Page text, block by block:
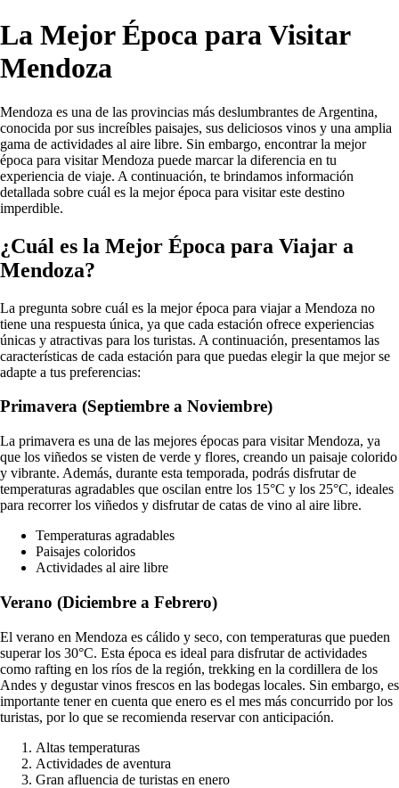
La Mejor Época para Visitar
Mendoza
Mendoza es una de las provincias más deslumbrantes de Argentina,
conocida por sus increíbles paisajes, sus deliciosos vinos y una amplia
gama de actividades al aire libre. Sin embargo, encontrar la mejor
época para visitar Mendoza puede marcar la diferencia en tu
experiencia de viaje. A continuación, te brindamos información
detallada sobre cuál es la mejor época para visitar este destino
imperdible.
¿Cuál es la Mejor Época para Viajar a
Mendoza?
La pregunta sobre cuál es la mejor época para viajar a Mendoza no
tiene una respuesta única, ya que cada estación ofrece experiencias
únicas y atractivas para los turistas. A continuación, presentamos las
características de cada estación para que puedas elegir la que mejor se
adapte a tus preferencias:
Primavera (Septiembre a Noviembre)
La primavera es una de las mejores épocas para visitar Mendoza, ya
que los viñedos se visten de verde y flores, creando un paisaje colorido
y vibrante. Además, durante esta temporada, podrás disfrutar de
temperaturas agradables que oscilan entre los 15°C y los 25°C, ideales
para recorrer los viñedos y disfrutar de catas de vino al aire libre.
Temperaturas agradables
Paisajes coloridos
Actividades al aire libre
Verano (Diciembre a Febrero)
El verano en Mendoza es cálido y seco, con temperaturas que pueden
superar los 30°C. Esta época es ideal para disfrutar de actividades
como rafting en los ríos de la región, trekking en la cordillera de los
Andes y degustar vinos frescos en las bodegas locales. Sin embargo, es
importante tener en cuenta que enero es el mes más concurrido por los
turistas, por lo que se recomienda reservar con anticipación.
Altas temperaturas
Actividades de aventura
Gran afluencia de turistas en enero